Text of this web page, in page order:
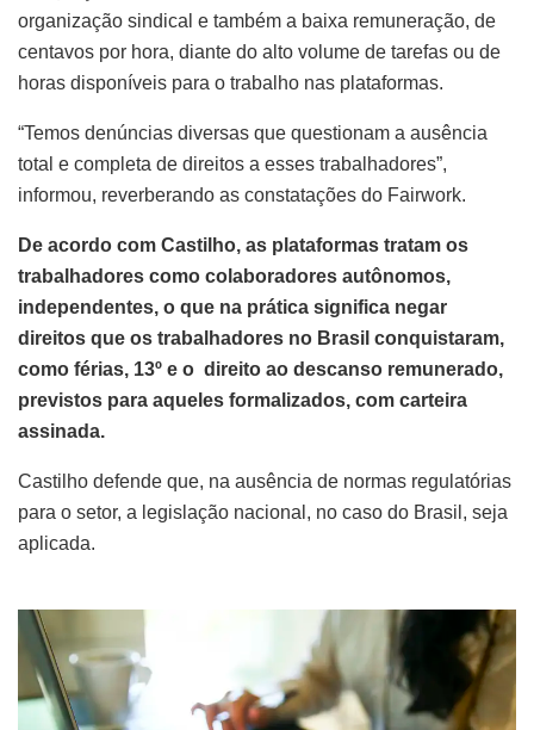
organização sindical e também a baixa remuneração, de
centavos por hora, diante do alto volume de tarefas ou de
horas disponíveis para o trabalho nas plataformas.
“Temos denúncias diversas que questionam a ausência
total e completa de direitos a esses trabalhadores”,
informou, reverberando as constatações do Fairwork.
De acordo com Castilho, as plataformas tratam os
trabalhadores como colaboradores autônomos,
independentes, o que na prática significa negar
direitos que os trabalhadores no Brasil conquistaram,
como férias, 13º e o direito ao descanso remunerado,
previstos para aqueles formalizados, com carteira
assinada.
Castilho defende que, na ausência de normas regulatórias
para o setor, a legislação nacional, no caso do Brasil, seja
aplicada.